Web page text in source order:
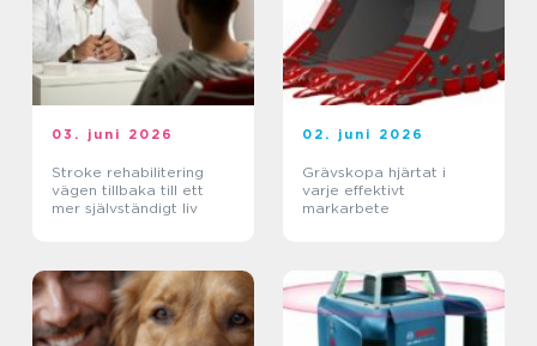
03. juni 2026
Stroke rehabilitering
vägen tillbaka till ett
mer självständigt liv
02. juni 2026
Grävskopa hjärtat i
varje effektivt
markarbete